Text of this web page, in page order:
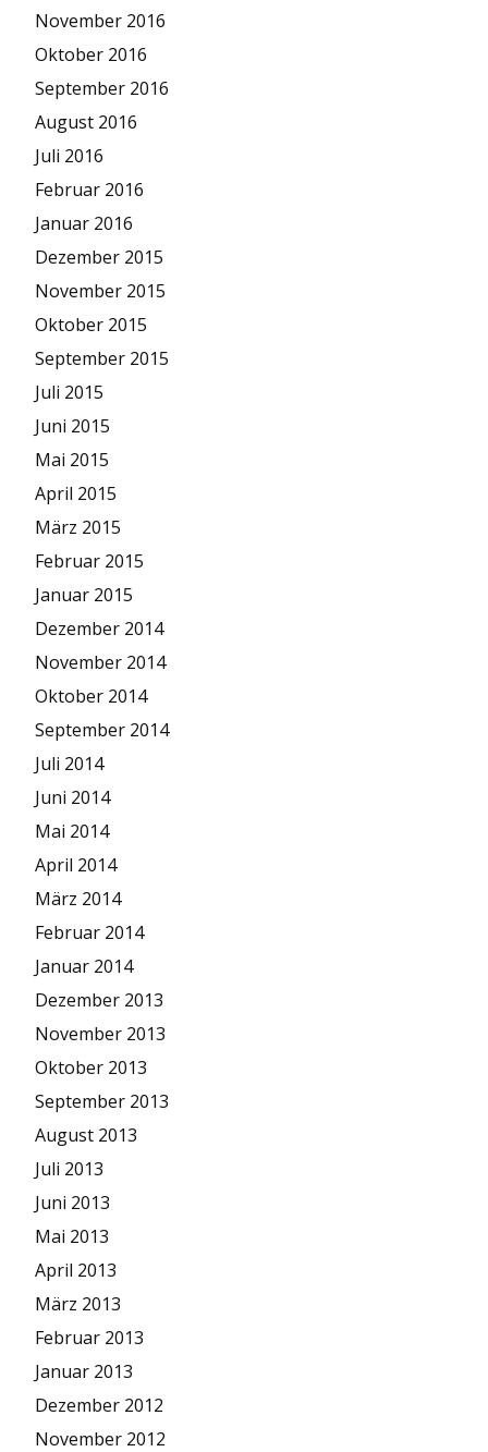
November 2016
Oktober 2016
September 2016
August 2016
Juli 2016
Februar 2016
Januar 2016
Dezember 2015
November 2015
Oktober 2015
September 2015
Juli 2015
Juni 2015
Mai 2015
April 2015
März 2015
Februar 2015
Januar 2015
Dezember 2014
November 2014
Oktober 2014
September 2014
Juli 2014
Juni 2014
Mai 2014
April 2014
März 2014
Februar 2014
Januar 2014
Dezember 2013
November 2013
Oktober 2013
September 2013
August 2013
Juli 2013
Juni 2013
Mai 2013
April 2013
März 2013
Februar 2013
Januar 2013
Dezember 2012
November 2012